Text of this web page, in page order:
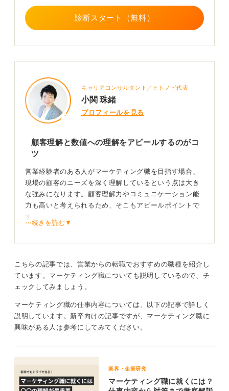
実体験をもとにマーケティングへの関心を示すのが
採用の近道
たとえば、ニーズをどのように分析し、それが具体的な
営業成果にどう結び付いたのかを具体的に説明すること
で、あなたの分析力と実行力を示すことができます。
功体験を、マーケティングの視点から語ることも有効で
す。さらに、可能であれば、実際に少しでもマーケティ
たとえば、個人ブログでの情報発信やSNSアカウントの
運用、小規模な広告出稿などを試みることで、マーケテ
ィングへの関心と学習意欲を示すことができます。
これらの点を踏まえ、営業で培ったお客さま視点と実践
0
診断スタート（無料）
キャリアコンサルタント／ヒトノビ代表
小関 珠緒
プロフィールを見る
顧客理解と数値への理解をアピールするのがコ
ツ
営業経験者のある人がマーケティング職を目指す場合、
現場の顧客のニーズを深く理解しているという点は大き
な強みになります。顧客理解力やコミュニケーション能
力も高いと考えられるため、そこもアピールポイントで
す。
り、顧客が何を考え、どのように行動するのかを理解す
そこに対して、営業経験で培った、人の心を動かすよう
なプレゼンテーション資料の作成スキルや、言葉の選び
また、営業職であれば数字に強い人が多いです。営業担
当者の気持ちが数字でわかるため、マーケティング施策
具体性と再現性でマーケティング職への熱意を伝え
よう！
⋯続きを読む▼
こちらの記事では、営業からの転職でおすすめの職種を紹介し
ています。マーケティング職についても説明しているので、チ
ェックしてみましょう。
マーケティング職の仕事内容については、以下の記事で詳しく
説明しています。新卒向けの記事ですが、マーケティング職に
興味がある人は参考にしてみてください。
業界・企業研究
マーケティング職に就くには？